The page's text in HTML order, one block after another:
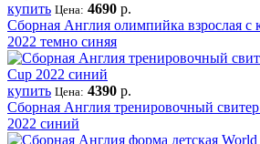
купить Цена: 4690 р.
Сборная Англия олимпийка взрослая
2022 темно синяя
купить Цена: 4390 р.
Сборная Англия тренировочный
2022 синий